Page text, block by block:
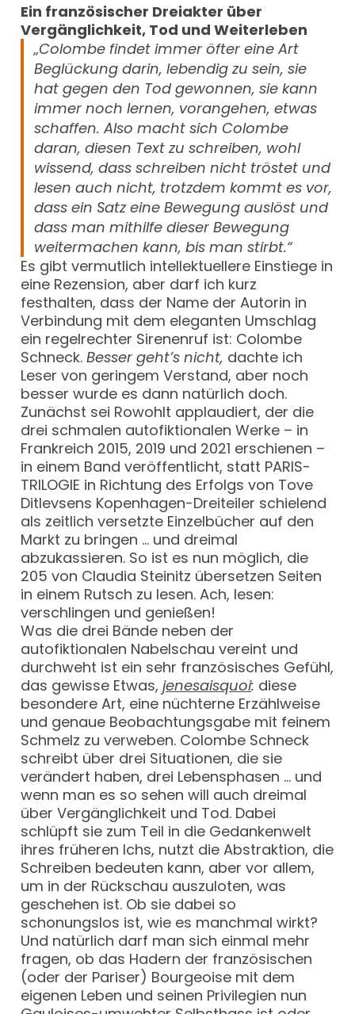
Ein französischer Dreiakter über
Vergänglichkeit, Tod und Weiterleben
„Colombe findet immer öfter eine Art
Beglückung darin, lebendig zu sein, sie
hat gegen den Tod gewonnen, sie kann
immer noch lernen, vorangehen, etwas
schaffen. Also macht sich Colombe
daran, diesen Text zu schreiben, wohl
wissend, dass schreiben nicht tröstet und
lesen auch nicht, trotzdem kommt es vor,
dass ein Satz eine Bewegung auslöst und
dass man mithilfe dieser Bewegung
weitermachen kann, bis man stirbt.“
Es gibt vermutlich intellektuellere Einstiege in
eine Rezension, aber darf ich kurz
festhalten, dass der Name der Autorin in
Verbindung mit dem eleganten Umschlag
ein regelrechter Sirenenruf ist: Colombe
Schneck.Besser geht’s nicht, dachte ich
Leser von geringem Verstand, aber noch
besser wurde es dann natürlich doch.
Zunächst sei Rowohlt applaudiert, der die
drei schmalen autofiktionalen Werke – in
Frankreich 2015, 2019 und 2021 erschienen –
in einem Band veröffentlicht, statt PARIS-
TRILOGIE in Richtung des Erfolgs von Tove
Ditlevsens Kopenhagen-Dreiteiler schielend
als zeitlich versetzte Einzelbücher auf den
Markt zu bringen … und dreimal
abzukassieren. So ist es nun möglich, die
205 von Claudia Steinitz übersetzen Seiten
in einem Rutsch zu lesen. Ach, lesen:
verschlingen und genießen!
Was die drei Bände neben der
autofiktionalen Nabelschau vereint und
durchweht ist ein sehr französisches Gefühl,
das gewisse Etwas,jenesaisquoi: diese
besondere Art, eine nüchterne Erzählweise
und genaue Beobachtungsgabe mit feinem
Schmelz zu verweben. Colombe Schneck
schreibt über drei Situationen, die sie
verändert haben, drei Lebensphasen … und
wenn man es so sehen will auch dreimal
über Vergänglichkeit und Tod. Dabei
schlüpft sie zum Teil in die Gedankenwelt
ihres früheren Ichs, nutzt die Abstraktion, die
Schreiben bedeuten kann, aber vor allem,
um in der Rückschau auszuloten, was
geschehen ist. Ob sie dabei so
schonungslos ist, wie es manchmal wirkt?
Und natürlich darf man sich einmal mehr
fragen, ob das Hadern der französischen
(oder der Pariser) Bourgeoise mit dem
eigenen Leben und seinen Privilegien nun